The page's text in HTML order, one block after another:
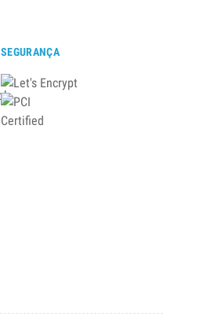
SEGURANÇA